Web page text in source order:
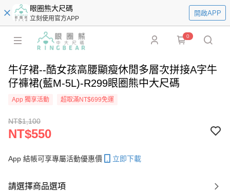
眼圈熊大尺碼
立刻使用官方APP
開啟APP
0
牛仔裙--酷女孩高腰顯瘦休閒多層次拼接A字牛
仔褲裙(藍M-5L)-R299眼圈熊中大尺碼
App 獨享活動 超取滿NT$699免運
NT$1,100
NT$550
App 結帳可享專屬活動優惠價 立即下載
請選擇商品選項